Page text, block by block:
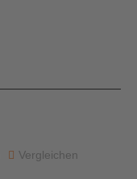
Vergleichen